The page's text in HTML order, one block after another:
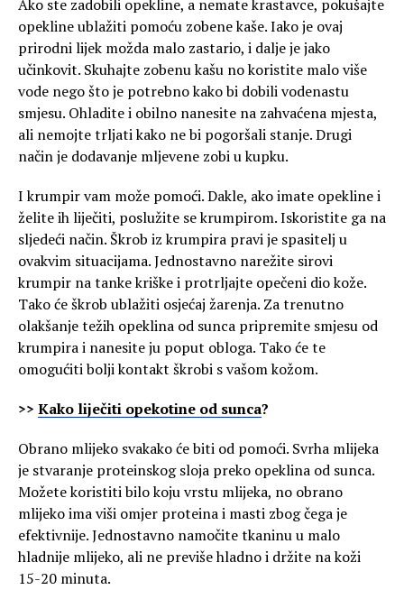
Ako ste zadobili opekline, a nemate krastavce, pokušajte
opekline ublažiti pomoću zobene kaše. Iako je ovaj
prirodni lijek možda malo zastario, i dalje je jako
učinkovit. Skuhajte zobenu kašu no koristite malo više
vode nego što je potrebno kako bi dobili vodenastu
smjesu. Ohladite i obilno nanesite na zahvaćena mjesta,
ali nemojte trljati kako ne bi pogoršali stanje. Drugi
način je dodavanje mljevene zobi u kupku.
I krumpir vam može pomoći. Dakle, ako imate opekline i
želite ih liječiti, poslužite se krumpirom. Iskoristite ga na
sljedeći način. Škrob iz krumpira pravi je spasitelj u
ovakvim situacijama. Jednostavno narežite sirovi
krumpir na tanke kriške i protrljajte opečeni dio kože.
Tako će škrob ublažiti osjećaj žarenja. Za trenutno
olakšanje težih opeklina od sunca pripremite smjesu od
krumpira i nanesite ju poput obloga. Tako će te
omogućiti bolji kontakt škrobi s vašom kožom.
>> Kako liječiti opekotine od sunca?
Obrano mlijeko svakako će biti od pomoći. Svrha mlijeka
je stvaranje proteinskog sloja preko opeklina od sunca.
Možete koristiti bilo koju vrstu mlijeka, no obrano
mlijeko ima viši omjer proteina i masti zbog čega je
efektivnije. Jednostavno namočite tkaninu u malo
hladnije mlijeko, ali ne previše hladno i držite na koži
15-20 minuta.